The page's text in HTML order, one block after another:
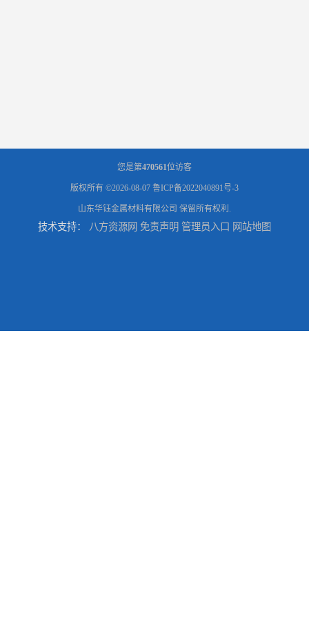
您是第470561位访客
版权所有 ©2026-08-07 鲁ICP备2022040891号-3
山东华钰金属材料有限公司 保留所有权利.
技术支持： 八方资源网 免责声明 管理员入口 网站地图